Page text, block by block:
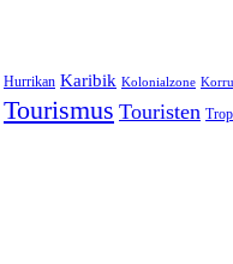
Hurrikan Karibik Kolonialzone
Tourismus Touristen